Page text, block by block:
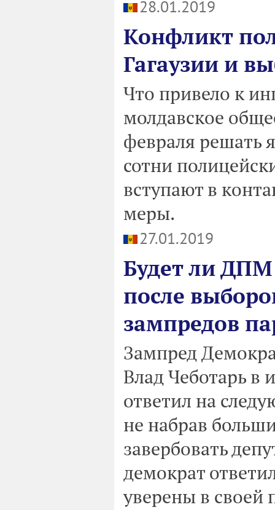
28.01.2019
Конфликт
Гагаузии и
Что привело к
молдавское
февраля решать
сотни
вступают в
меры.
27.01.2019
Будет ли ДПМ
после
зампредов
Зампред
Влад Чеботарь в
ответил на
не набрав
завербовать
демократ
уверены в своей